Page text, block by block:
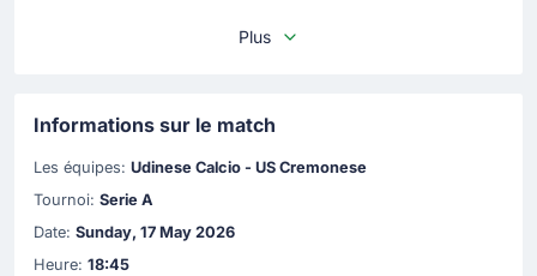
Plus
Informations sur le match
Les équipes: Udinese Calcio - US Cremonese
Tournoi: Serie A
Date: Sunday, 17 May 2026
Heure: 18:45